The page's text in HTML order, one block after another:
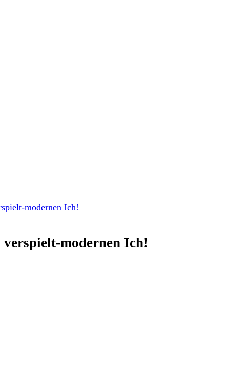
modernen Ich!
modernen Ich!